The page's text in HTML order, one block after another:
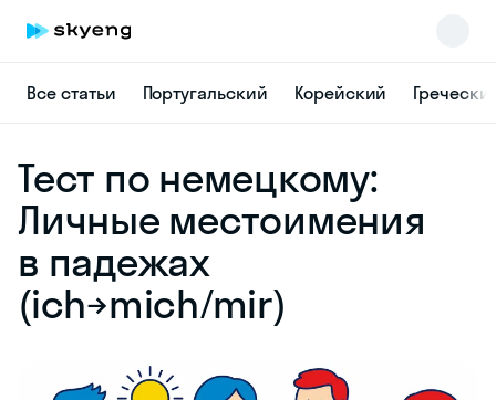
Все статьи Португальский Корейский
Тест по немецкому:
Личные местоимения
в падежах
(ich→mich/mir)
online